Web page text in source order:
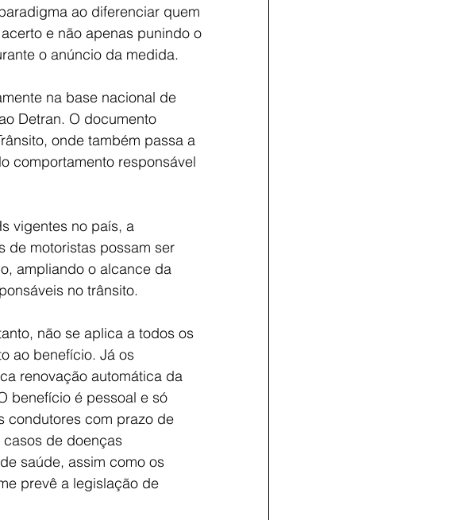
ao diferenciar quem
e não apenas punindo o
o anúncio da medida.
na base nacional de
Detran. O documento
onde também passa a
comportamento responsável
vigentes no país, a
de motoristas possam ser
ampliando o alcance da
no trânsito.
não se aplica a todos os
ao benefício. Já os
renovação automática da
benefício é pessoal e só
condutores com prazo de
de doenças
saúde, assim como os
prevê a legislação de